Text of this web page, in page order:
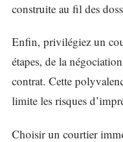
construite au fil des
Enfin, privilégiez un
étapes, de la
contrat. Cette
limite les risques
Choisir un courtier